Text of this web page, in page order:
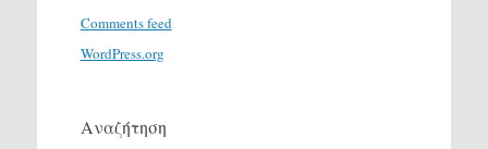
Comments feed
WordPress.org
Αναζήτηση